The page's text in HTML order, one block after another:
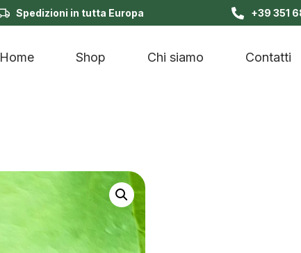
Spedizioni in tutta Europa +39 351
Home Shop Chi siamo Contatti